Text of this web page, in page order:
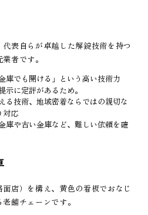
表自らが卓越した解錠技術を持つ
者です。
庫でも開ける」という高い技術力
示に定評があるため。
る技術、地域密着ならではの親切な
対応
庫や古い金庫など、難しい依頼を確
店）を構え、黄色の看板でおなじ
舗チェーンです。